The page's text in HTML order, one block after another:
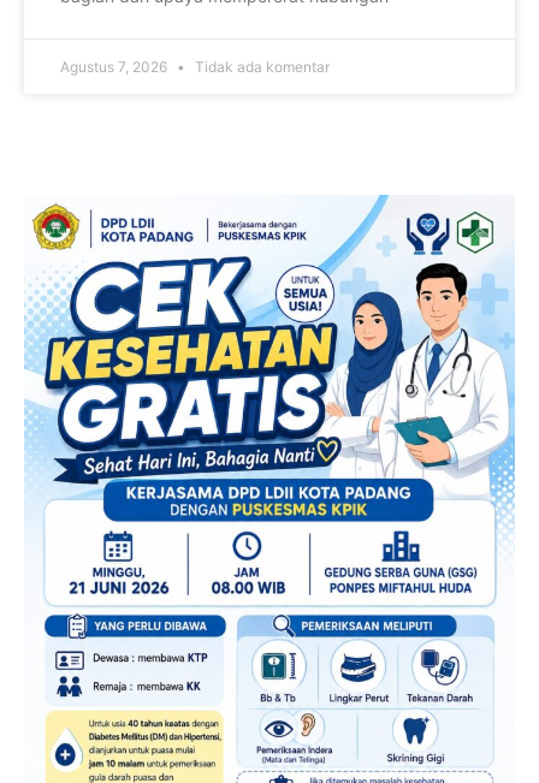
Agustus 7, 2026 Tidak ada komentar